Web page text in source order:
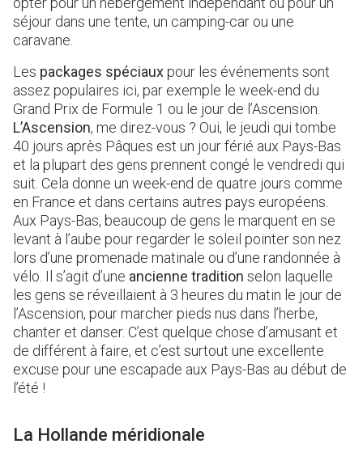
séjour dans une tente, un camping-car ou une
caravane.
Les packages spéciaux pour les événements sont
assez populaires ici, par exemple le week-end du
Grand Prix de Formule 1 ou le jour de l’Ascension.
L’Ascension, me direz-vous ? Oui, le jeudi qui tombe
40 jours après Pâques est un jour férié aux Pays-Bas
et la plupart des gens prennent congé le vendredi qui
suit. Cela donne un week-end de quatre jours comme
en France et dans certains autres pays européens.
Aux Pays-Bas, beaucoup de gens le marquent en se
levant à l’aube pour regarder le soleil pointer son nez
lors d’une promenade matinale ou d’une randonnée à
vélo. Il s’agit d’une ancienne tradition selon laquelle
les gens se réveillaient à 3 heures du matin le jour de
l’Ascension, pour marcher pieds nus dans l’herbe,
chanter et danser. C’est quelque chose d’amusant et
de différent à faire, et c’est surtout une excellente
excuse pour une escapade aux Pays-Bas au début de
l’été !
La Hollande méridionale